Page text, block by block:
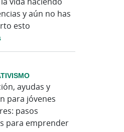
y aún no has
esto
ayudas y
para jóvenes
pasos
para emprender